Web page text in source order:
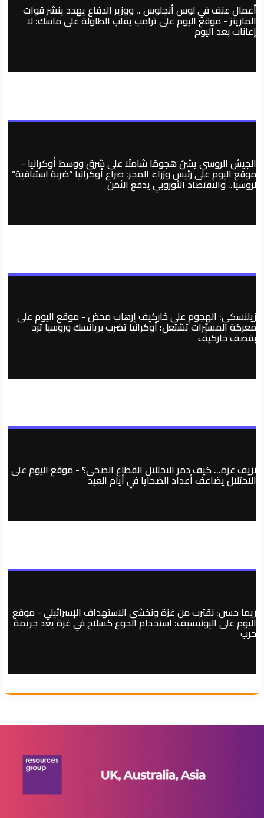
أعمال عنف في لوس أنجلوس .. ووزير الدفاع يهدد ينشر قوات
المارينز - موقع اليومعلىترامب يقلب الطاولة على ماسك: لا
إعانات بعد اليوم
الجيش الروسي يشنّ هجومًا شاملًا على شرق ووسط أوكرانيا -
موقع اليومعلىرئيس وزراء المجر: صراع أوكرانيا “ضربة استباقية”
لروسيا.. والاقتصاد الأوروبي يدفع الثمن
زيلنسكي: الهجوم على خاركيف إرهاب محض - موقع اليومعلى
معركة المسيّرات تشتعل: أوكرانيا تضرب بريانسك وروسيا ترد
بقصف خاركيف
نزيف غزة… كيف دمر الاحتلال القطاع الصحي؟ - موقع اليومعلى
الاحتلال يضاعف أعداد الضحايا في أيام العيد
ريما حسن: نقترب من غزة ونخشى الاستهداف الإسرائيلي - موقع
اليومعلىاليونيسيف: استخدام الجوع كسلاح في غزة يعد جريمة
حرب